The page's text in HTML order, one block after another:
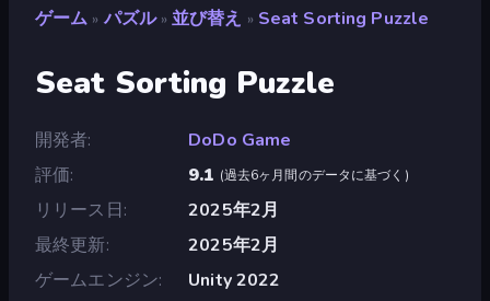
ゲーム » パズル » 並び替え » Seat Sorting Puzzle
Seat Sorting Puzzle
開発者
DoDo Game
評価
9.1 (過去6ヶ月間のデータに基づく )
リリース日
2025年2月
最終更新
2025年2月
ゲームエンジン
Unity 2022